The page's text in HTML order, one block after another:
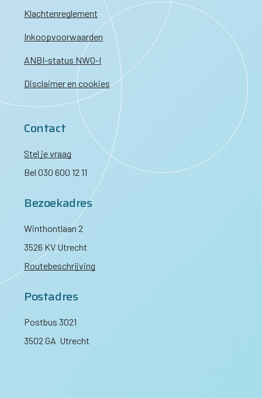
Klachtenreglement
Inkoopvoorwaarden
ANBI-status NWO-I
Disclaimer en cookies
Contact
Stel je vraag
Bel 030 600 12 11
Bezoekadres
Winthontlaan 2
3526 KV Utrecht
Routebeschrijving
Postadres
Postbus 3021
3502 GA Utrecht